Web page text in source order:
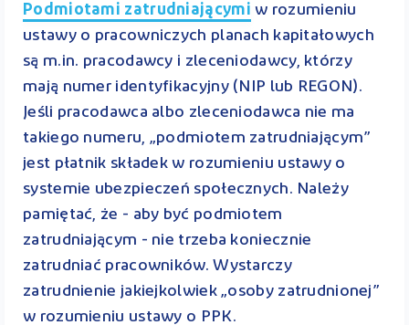
Podmiotami zatrudniającymi w rozumieniu
ustawy o pracowniczych planach kapitałowych
są m.in. pracodawcy i zleceniodawcy, którzy
mają numer identyfikacyjny (NIP lub REGON).
Jeśli pracodawca albo zleceniodawca nie ma
takiego numeru, „podmiotem zatrudniającym”
jest płatnik składek w rozumieniu ustawy o
systemie ubezpieczeń społecznych. Należy
pamiętać, że - aby być podmiotem
zatrudniającym - nie trzeba koniecznie
zatrudniać pracowników. Wystarczy
zatrudnienie jakiejkolwiek „osoby zatrudnionej”
w rozumieniu ustawy o PPK.